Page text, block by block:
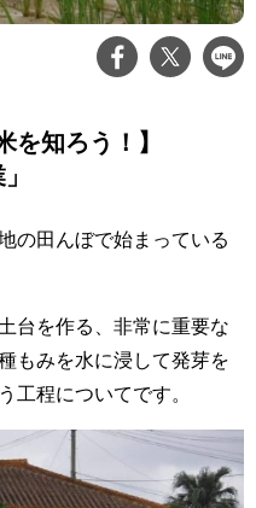
知ろう！】
の田んぼで始まっている
台を作る、非常に重要な
もみを水に浸して発芽を
工程についてです。